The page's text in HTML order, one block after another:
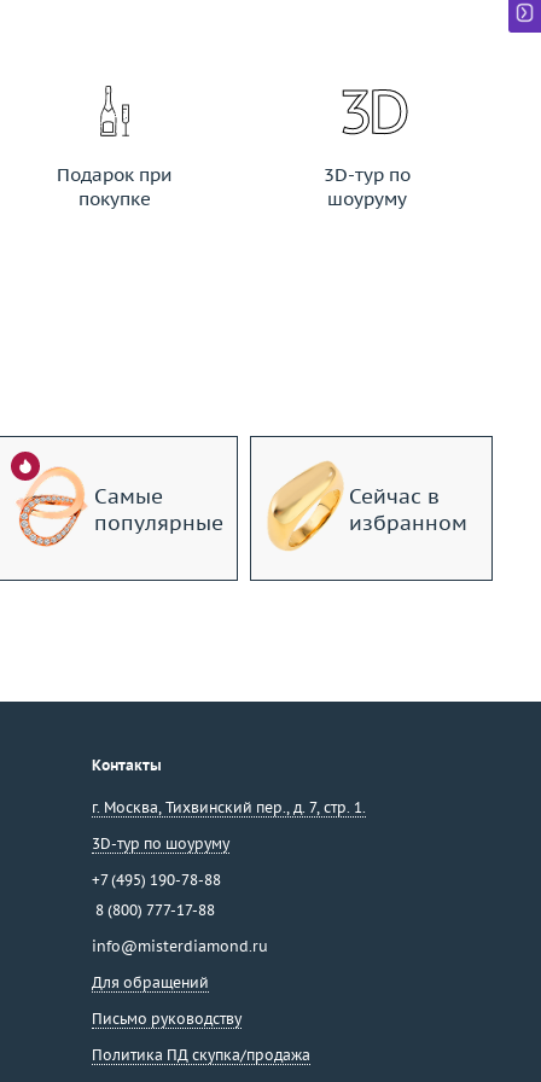
Подарок при
покупке
3D-тур по
шоуруму
Самые
популярные
Сейчас в
избранном
Контакты
г. Москва, Тихвинский пер., д. 7, стр. 1.
3D-тур по шоуруму
+7 (495) 190-78-88
8 (800) 777-17-88
info@misterdiamond.ru
Для обращений
Письмо руководству
Политика ПД скупка/продажа